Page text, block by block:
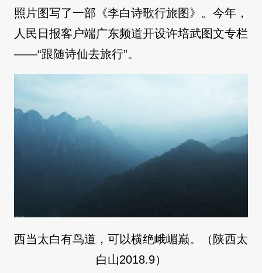
照片图写了一部《李白诗歌行旅图》。今年，
人民日报客户端广东频道开设许培武图文专栏
——“跟随诗仙去旅行”。
西当太白有鸟道，可以横绝峨嵋巅。（陕西太
白山2018.9）